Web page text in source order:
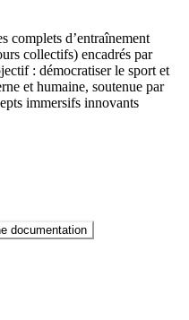
complets d’entraînement
collectifs) encadrés par
: démocratiser le sport et
et humaine, soutenue par
immersifs innovants
documentation